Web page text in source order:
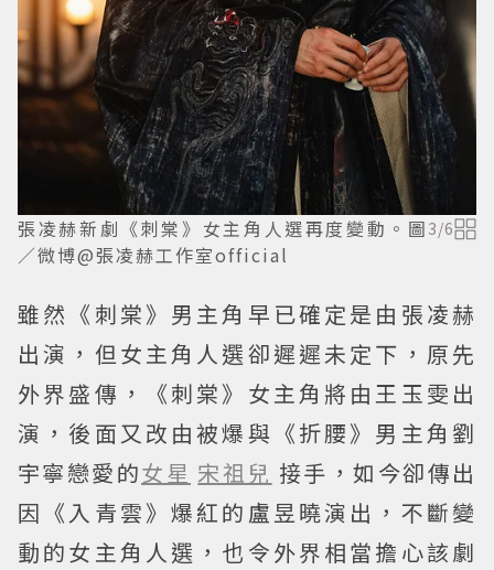
張凌赫新劇《刺棠》女主角人選再度變動。圖
／微博@張凌赫工作室official
3/6
雖然《刺棠》男主角早已確定是由張凌赫
出演，但女主角人選卻遲遲未定下，原先
外界盛傳，《刺棠》女主角將由王玉雯出
演，後面又改由被爆與《折腰》男主角劉
宇寧戀愛的女星 宋祖兒 接手，如今卻傳出
因《入青雲》爆紅的盧昱曉演出，不斷變
動的女主角人選，也令外界相當擔心該劇